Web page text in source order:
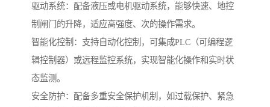
驱动系统：配备液压或电机驱动系统，能够快速、地控
制闸门的升降，适应高强度、次的操作需求。
智能化控制：支持自动化控制，可集成PLC（可编程逻
辑控制器）或远程监控系统，实现智能化操作和实时状
态监测。
安全防护：配备多重安全保护机制，如过载保护、紧急